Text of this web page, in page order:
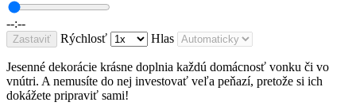
--:--
Zastaviť Rýchlosť Hlas
Jesenné dekorácie krásne doplnia každú domácnosť vonku či vo
vnútri. A nemusíte do nej investovať veľa peňazí, pretože si ich
dokážete pripraviť sami!